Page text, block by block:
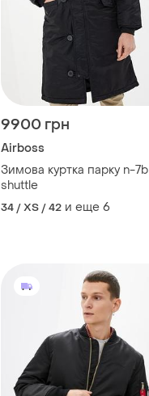
9900 грн
Airboss
Зимова куртка парку n-7b
shuttle
34 / XS / 42 и еще 6